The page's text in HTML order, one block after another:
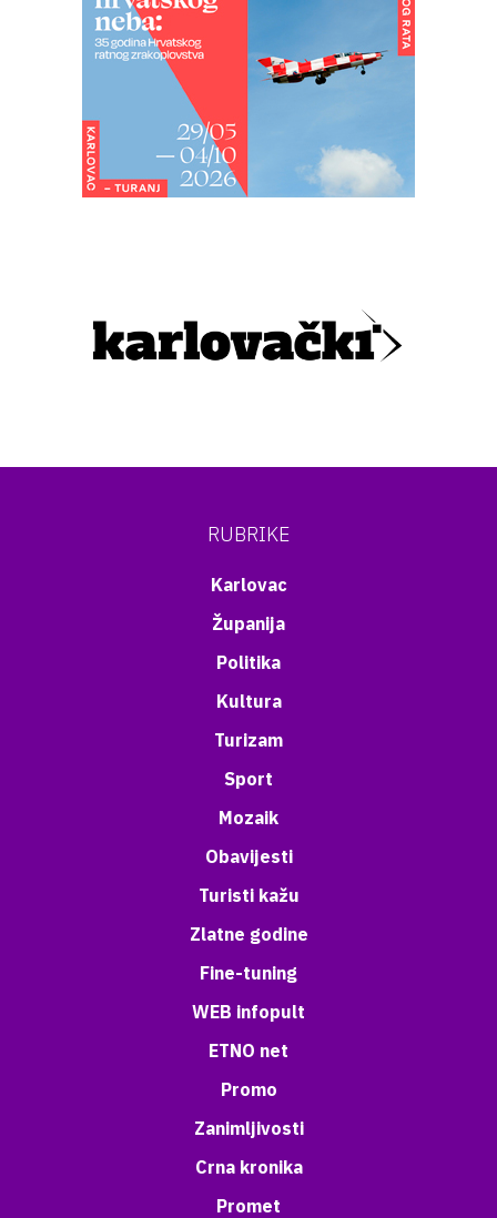
RUBRIKE
Karlovac
Županija
Politika
Kultura
Turizam
Sport
Mozaik
Obavijesti
Turisti kažu
Zlatne godine
Fine-tuning
WEB infopult
ETNO net
Promo
Zanimljivosti
Crna kronika
Promet